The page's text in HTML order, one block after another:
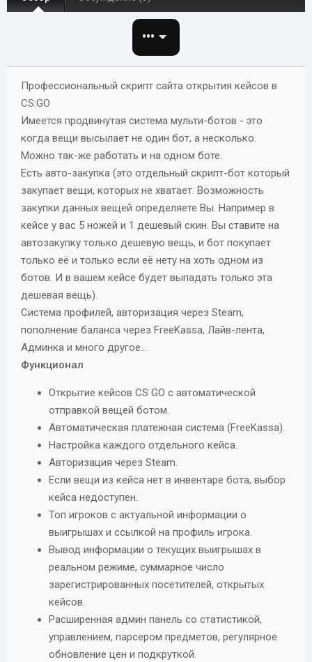
н
и
•••
Профессиональный скрипт сайта открытия кейсов в
CS:GO
Имеется продвинутая система мульти-ботов - это
когда вещи высылает не один бот, а несколько.
Можно так-же работать и на одном боте.
Есть авто-закупка (это отдельный скрипт-бот который
закупает вещи, которых не хватает. Возможность
закупки данных вещей определяете Вы. Например в
кейсе у вас 5 ножей и 1 дешевый скин. Вы ставите на
автозакупку только дешевую вещь, и бот покупает
только её и только если её нету на хоть одном из
ботов. И в вашем кейсе будет выпадать только эта
дешевая вещь).
Система профилей, авторизация через Steam,
пополнение баланса через FreeKassa, Лайв-лента,
Админка и много другое...
Функционал
Открытие кейсов CS GO с автоматической
отправкой вещей ботом.
Автоматическая платежная система (FreeKassa).
Настройка каждого отдельного кейса.
Авторизация через Steam.
Если вещи из кейса нет в инвентаре бота, выбор
кейса недоступен.
Топ игроков с актуальной информации о
выигрышах и ссылкой на профиль игрока.
Вывод информации о текущих выигрышах в
реальном режиме, суммарное число
зарегистрированных посетителей, открытых
кейсов.
Расширенная админ панель со статистикой,
управлением, парсером предметов, регулярное
обновление цен и подкруткой.